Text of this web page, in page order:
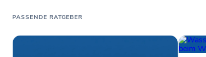
PASSENDE RATGEBER